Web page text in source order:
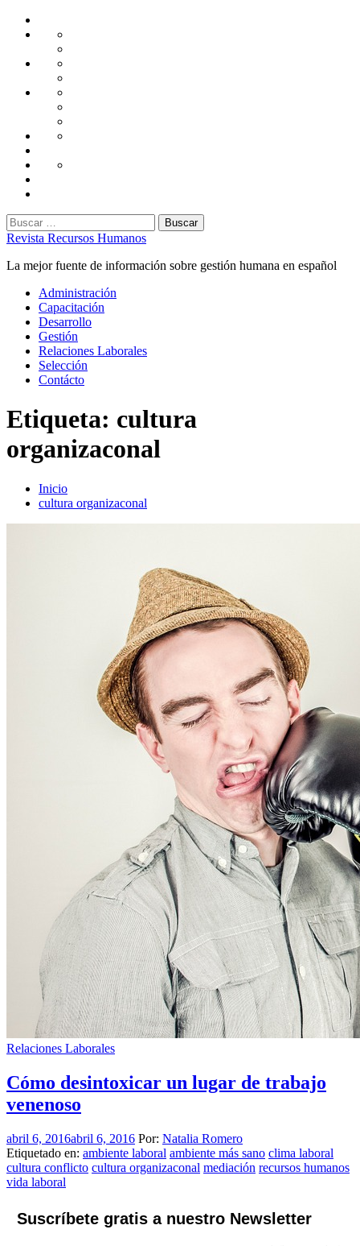
Saltar
Administración
Capacitación
Desarrollo
Gestión
Laborales
Selección
Buscar:
Revista Recursos Humanos
La mejor fuente de información sobre gestión humana en español
Menú
principal
Administración
Capacitación
Desarrollo
Gestión
Relaciones Laborales
Selección
Contácto
Etiqueta: cultura
organizaconal
Inicio
cultura organizaconal
Relaciones Laborales
Cómo desintoxicar un lugar de trabajo
venenoso
abril 6, 2016abril 6, 2016 Por: Natalia Romero
Etiquetado en: ambiente laboral ambiente más sano clima laboral
cultura conflicto cultura organizaconal mediación recursos humanos
vida laboral
Suscríbete gratis a nuestro Newsletter